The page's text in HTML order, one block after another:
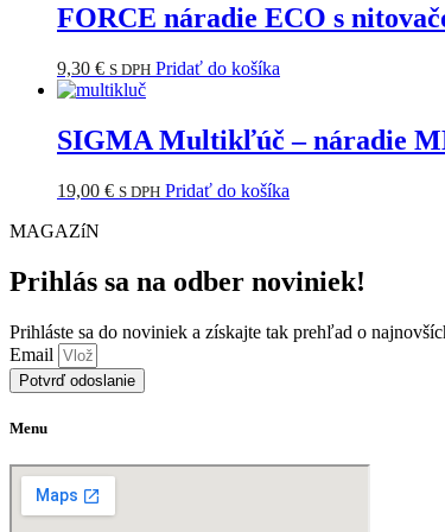
FORCE náradie ECO s
9,30 € S DPH Pridať do košíka
SIGMA Multikľúč – náradie
19,00 € S DPH Pridať do košíka
MAGAZíN
Prihlás sa na odber noviniek!
Prihláste sa do noviniek a získajte tak prehľad o
Email
Potvrď odoslanie
Menu